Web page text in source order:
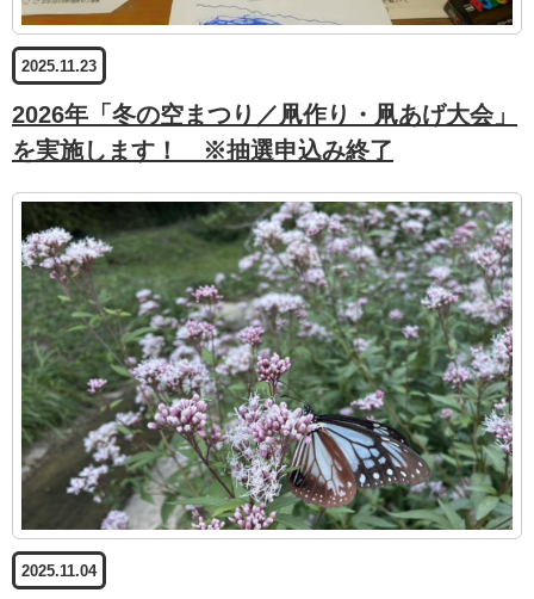
2025.11.23
2026年「冬の空まつり／凧作り・凧あげ大会」
を実施します！ ※抽選申込み終了
2025.11.04